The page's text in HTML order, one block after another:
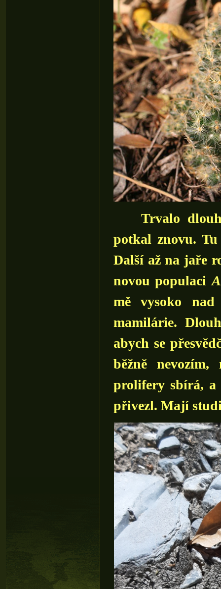
Trvalo
potkal znovu.
Další až na jaře
novou populaci
mě vysoko
mamilárie.
abych se
běžně
prolifery sbírá, a
přivezl. Mají